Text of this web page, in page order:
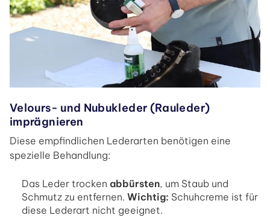
Velours- und Nubukleder (Rauleder)
imprägnieren
Diese empfindlichen Lederarten benötigen eine
spezielle Behandlung:
Das Leder trocken abbürsten, um Staub und
Schmutz zu entfernen. Wichtig: Schuhcreme ist für
diese Lederart nicht geeignet.